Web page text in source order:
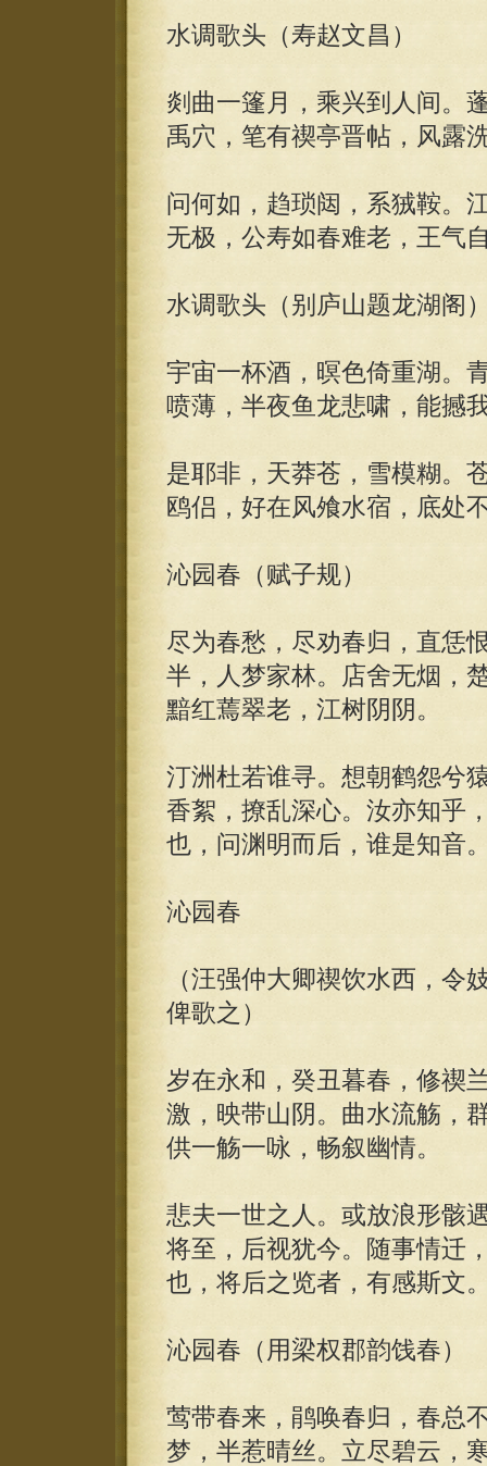
水调歌头（寿赵文昌）
剡曲一篷月，乘兴到人间。
禹穴，笔有禊亭晋帖，风露
问何如，趋琐闼，系狨鞍。
无极，公寿如春难老，王气
水调歌头（别庐山题龙湖阁
宇宙一杯酒，暝色倚重湖。
喷薄，半夜鱼龙悲啸，能撼
是耶非，天莽苍，雪模糊。
鸥侣，好在风飧水宿，底处
沁园春（赋子规）
尽为春愁，尽劝春归，直恁
半，人梦家林。店舍无烟，
黯红蔫翠老，江树阴阴。
汀洲杜若谁寻。想朝鹤怨兮
香絮，撩乱深心。汝亦知乎
也，问渊明而后，谁是知音
沁园春
（汪强仲大卿禊饮水西，令
俾歌之）
岁在永和，癸丑暮春，修禊
激，映带山阴。曲水流觞，
供一觞一咏，畅叙幽情。
悲夫一世之人。或放浪形骸
将至，后视犹今。随事情迁
也，将后之览者，有感斯文
沁园春（用梁权郡韵饯春）
莺带春来，鹃唤春归，春总
梦，半惹晴丝。立尽碧云，